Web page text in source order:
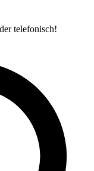
telefonisch!